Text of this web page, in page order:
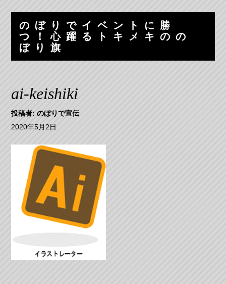
キ
プ
へ
キ
ッ
のぼりでイベントに勝
つ！心躍るトキメキのの
ぼり旗
ai-keishiki
投稿者:のぼりで宣伝
2020年5月2日